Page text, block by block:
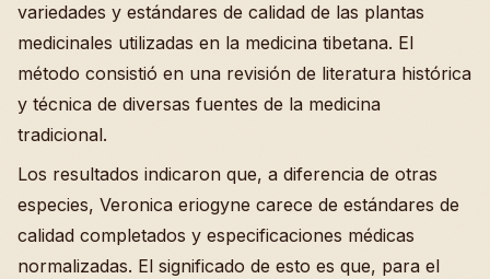
variedades y estándares de calidad de las plantas
medicinales utilizadas en la medicina tibetana. El
método consistió en una revisión de literatura histórica
y técnica de diversas fuentes de la medicina
tradicional.
Los resultados indicaron que, a diferencia de otras
especies, Veronica eriogyne carece de estándares de
calidad completados y especificaciones médicas
normalizadas. El significado de esto es que, para el